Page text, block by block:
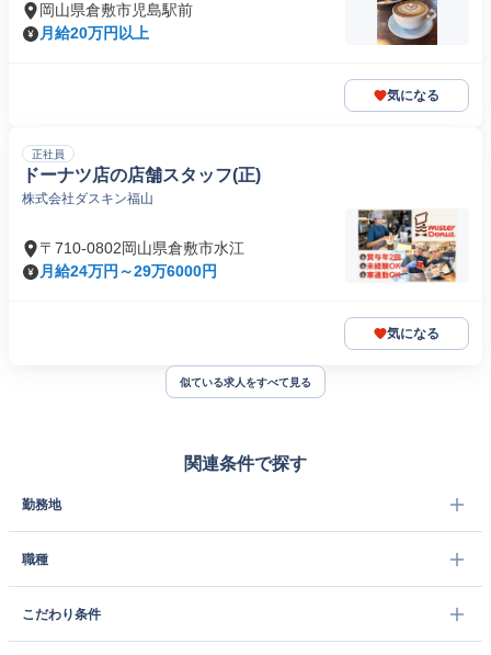
岡山県倉敷市児島駅前
月給20万円以上
気になる
正社員
ドーナツ店の店舗スタッフ(正)
株式会社ダスキン福山
〒710-0802岡山県倉敷市水江
月給24万円～29万6000円
気になる
似ている求人をすべて見る
関連条件で探す
勤務地
職種
こだわり条件